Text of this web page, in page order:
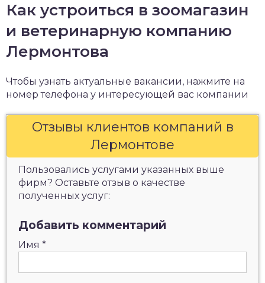
Как устроиться в зоомагазин
и ветеринарную компанию
Лермонтова
Чтобы узнать актуальные вакансии, нажмите на
номер телефона у интересующей вас компании
Отзывы клиентов компаний в
Лермонтове
Пользовались услугами указанных выше
фирм? Оставьте отзыв о качестве
полученных услуг:
Добавить комментарий
Имя *